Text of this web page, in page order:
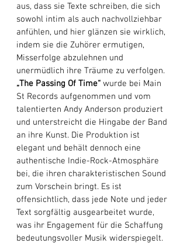
aus, dass sie Texte schreiben, die sich
sowohl intim als auch nachvollziehbar
anfühlen, und hier glänzen sie wirklich,
indem sie die Zuhörer ermutigen,
Misserfolge abzulehnen und
unermüdlich ihre Träume zu verfolgen.
„The Passing Of Time“ wurde bei Main
St Records aufgenommen und vom
talentierten Andy Anderson produziert
und unterstreicht die Hingabe der Band
an ihre Kunst. Die Produktion ist
elegant und behält dennoch eine
authentische Indie-Rock-Atmosphäre
bei, die ihren charakteristischen Sound
zum Vorschein bringt. Es ist
offensichtlich, dass jede Note und jeder
Text sorgfältig ausgearbeitet wurde,
was ihr Engagement für die Schaffung
bedeutungsvoller Musik widerspiegelt.